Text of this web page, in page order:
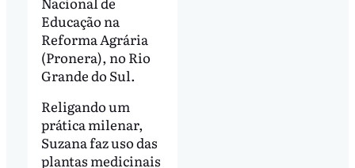
Educação na
Reforma Agrária
(Pronera), no Rio
Grande do Sul.
Religando um
prática milenar,
Suzana faz uso das
plantas medicinais